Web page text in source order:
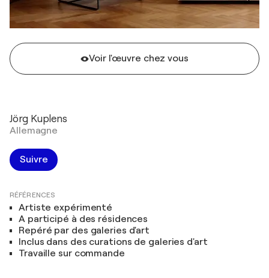
Voir l'œuvre chez vous
Jörg Kuplens
Allemagne
Suivre
RÉFÉRENCES
Artiste expérimenté
A participé à des résidences
Repéré par des galeries d'art
Inclus dans des curations de galeries d'art
Travaille sur commande